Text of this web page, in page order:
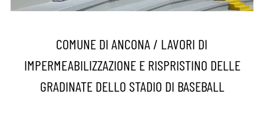
COMUNE DI ANCONA / LAVORI DI
IMPERMEABILIZZAZIONE E RISPRISTINO DELLE
GRADINATE DELLO STADIO DI BASEBALL